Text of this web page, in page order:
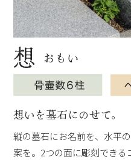
想いを墓石にのせて。
縦の墓石にお名前を、水平
案を。2つの面に彫刻できる